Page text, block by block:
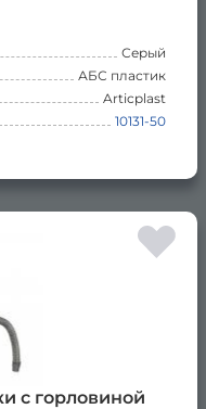
Серый
АБС пластик
Articplast
10131-50
с горловиной